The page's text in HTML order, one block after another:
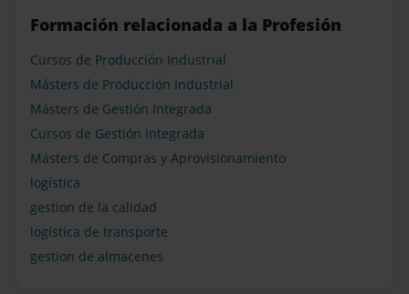
Formación relacionada a la Profesión
Cursos de Producción Industrial
Másters de Producción Industrial
Másters de Gestión Integrada
Cursos de Gestión Integrada
Másters de Compras y Aprovisionamiento
logística
gestion de la calidad
logística de transporte
gestion de almacenes